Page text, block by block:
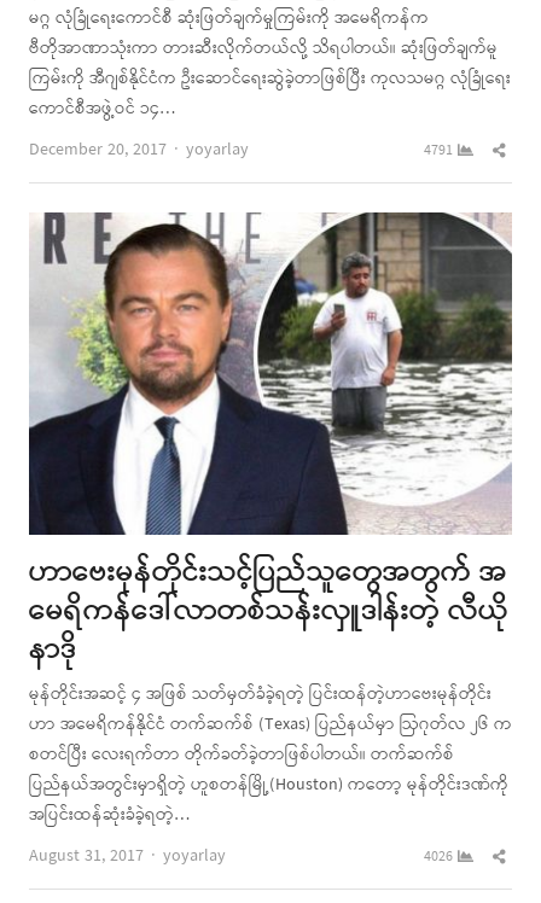
မဂ္ဂ လုံခြုံရေးကောင်စီ ဆုံးဖြတ်ချက်မှုကြမ်းကို အမေရိကန်က
ဗီတိုအာဏာသုံးကာ တားဆီးလိုက်တယ်လို့ သိရပါတယ်။ ဆုံးဖြတ်ချက်မူ
ကြမ်းကို အီဂျစ်နိုင်ငံက ဦးဆောင်ရေးဆွဲခဲ့တာဖြစ်ပြီး ကုလသမဂ္ဂ လုံခြုံရေး
ကောင်စီအဖွဲ့ဝင် ၁၄…
December 20, 2017
Author
yoyarlay 4791
ဟာဗေးမုန်တိုင်းသင့်ပြည်သူတွေအတွက် အ
မေရိကန်ဒေါ်လာတစ်သန်းလှူဒါန်းတဲ့ လီယို
နာဒို
မုန်တိုင်းအဆင့် ၄ အဖြစ် သတ်မှတ်ခံခဲ့ရတဲ့ ပြင်းထန်တဲ့ဟာဗေးမုန်တိုင်း
ဟာ အမေရိကန်နိုင်ငံ တက်ဆက်စ် (Texas) ပြည်နယ်မှာ ဩဂုတ်လ ၂၆ က
စတင်ပြီး လေးရက်တာ တိုက်ခတ်ခဲ့တာဖြစ်ပါတယ်။ တက်ဆက်စ်
ပြည်နယ်အတွင်းမှာရှိတဲ့ ဟူစတန်မြို့(Houston) ကတော့ မုန်တိုင်းဒဏ်ကို
အပြင်းထန်ဆုံးခံခဲ့ရတဲ့…
August 31, 2017
Author
yoyarlay 4026